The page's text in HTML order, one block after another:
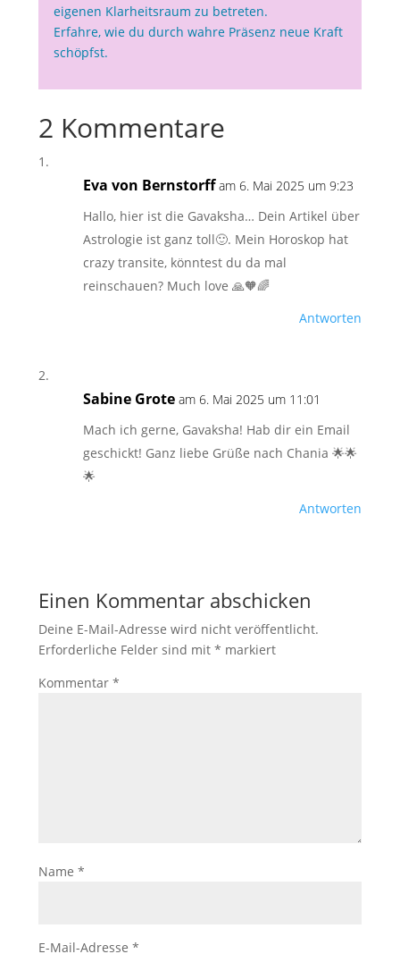
eigenen Klarheitsraum zu betreten.
Erfahre, wie du durch wahre Präsenz neue Kraft
schöpfst.
2 Kommentare
Eva von Bernstorff am 6. Mai 2025 um 9:23
Hallo, hier ist die Gavaksha… Dein Artikel über
Astrologie ist ganz toll🙂. Mein Horoskop hat
crazy transite, könntest du da mal
reinschauen? Much love 🙏🧡🌈
Antworten
Sabine Grote am 6. Mai 2025 um 11:01
Mach ich gerne, Gavaksha! Hab dir ein Email
geschickt! Ganz liebe Grüße nach Chania 🌟🌟
🌟
Antworten
Einen Kommentar abschicken
Deine E-Mail-Adresse wird nicht veröffentlicht.
Erforderliche Felder sind mit * markiert
Kommentar *
Name *
E-Mail-Adresse *